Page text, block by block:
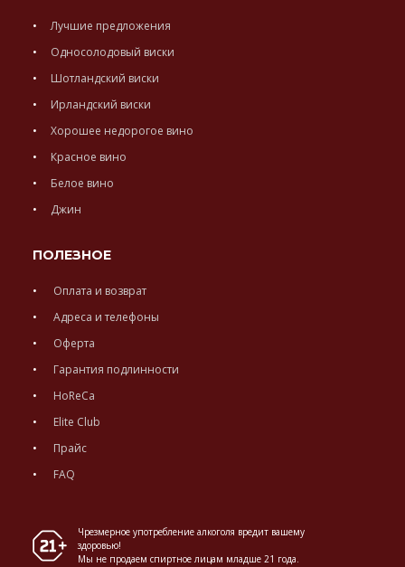
Лучшие предложения
Односолодовый виски
Шотландский виски
Ирландский виски
Хорошее недорогое вино
Красное вино
Белое вино
Джин
ПОЛЕЗНОЕ
Оплата и возврат
Адреса и телефоны
Оферта
Гарантия подлинности
HoReCa
Elite Club
Прайс
FAQ
Чрезмерное употребление алкоголя вредит вашему
здоровью!
Мы не продаем спиртное лицам младше 21 года.